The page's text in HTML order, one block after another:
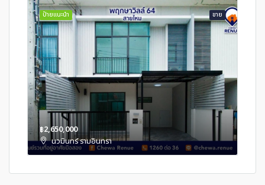
ขาย
ป้ายแนะนำ
฿2,650,000
นวมินทร์ รามอินทรา